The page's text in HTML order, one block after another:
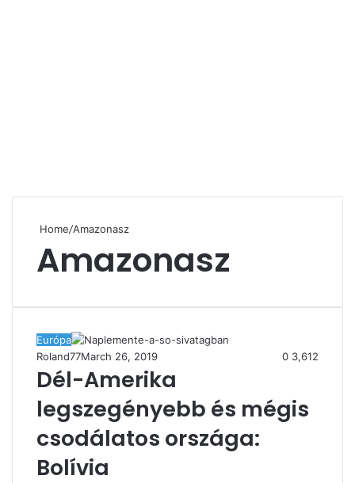
Home/Amazonasz
Amazonasz
Európa
Roland77March 26, 2019 0 3,612
Dél-Amerika
legszegényebb és mégis
csodálatos országa:
Bolívia